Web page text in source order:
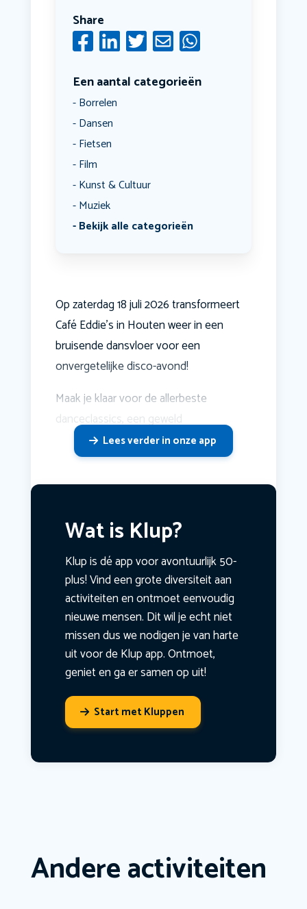
Share
Een aantal categorieën
Borrelen
Dansen
Fietsen
Film
Kunst & Cultuur
Muziek
Bekijk alle categorieën
Op zaterdag 18 juli 2026 transformeert
Café Eddie's in Houten weer in een
bruisende dansvloer voor een
onvergetelijke disco-avond!
Maak je klaar voor de allerbeste
danceclassics, een geweld
Lees verder in onze app
Wat is Klup?
Klup is dé app voor avontuurlijk 50-
plus! Vind een grote diversiteit aan
activiteiten en ontmoet eenvoudig
nieuwe mensen. Dit wil je echt niet
missen dus we nodigen je van harte
uit voor de Klup app. Ontmoet,
geniet en ga er samen op uit!
Start met Kluppen
Andere activiteiten